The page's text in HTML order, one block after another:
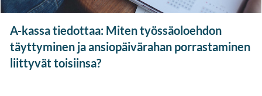
A-kassa tiedottaa: Miten työssäoloehdon
täyttyminen ja ansiopäivärahan porrastaminen
liittyvät toisiinsa?